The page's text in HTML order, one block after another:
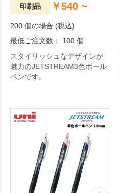
印刷品 ￥540 ~
200 個の場合 (税込)
最低ご注文数： 100 個
スタイリッシュなデザインが
魅力のJETSTREAM3色ボール
ペンです。